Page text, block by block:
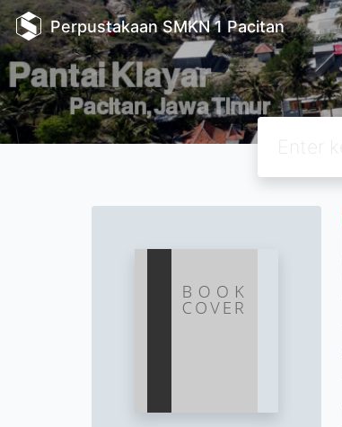
Perpustakaan SMKN 1 Pacitan